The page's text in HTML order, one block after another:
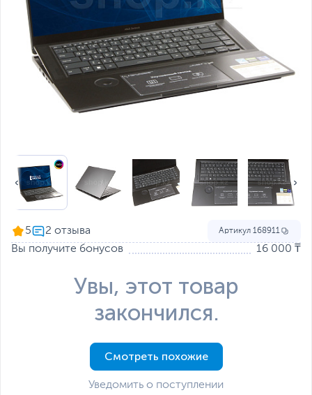
5 Артикул 168911
Вы получите бонусов 16 000 ₸
Увы, этот товар
закончился.
Смотреть похожие
Уведомить о поступлении